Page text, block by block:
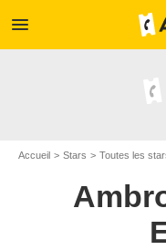
menu
Accueil Stars Toutes les